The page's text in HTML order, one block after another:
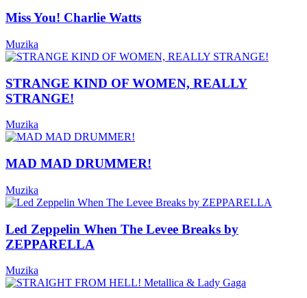
Miss You! Charlie Watts
Muzika
STRANGE KIND OF WOMEN, REALLY
STRANGE!
Muzika
MAD MAD DRUMMER!
Muzika
Led Zeppelin When The Levee Breaks by
ZEPPARELLA
Muzika